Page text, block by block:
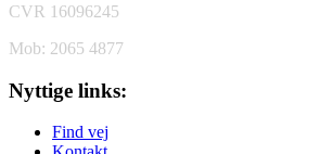
CVR 16096245
Mob: 2065 4877
Nyttige links:
Find vej